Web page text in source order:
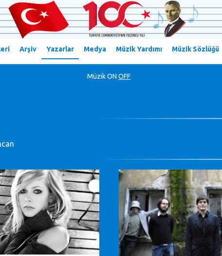
Arşiv Yazarlar Medya Müzik Yardımı Müzik Sözlüğü
MüzikON OFF